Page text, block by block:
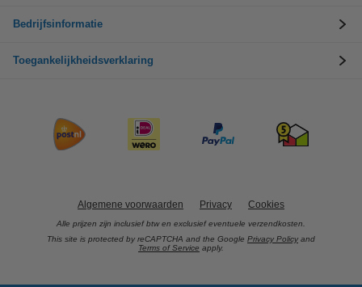
Bedrijfsinformatie
Toegankelijkheidsverklaring
Algemene voorwaarden Privacy Cookies
Alle prijzen zijn inclusief btw en exclusief eventuele verzendkosten.
This site is protected by reCAPTCHA and the Google Privacy Policy and
Terms of Service apply.